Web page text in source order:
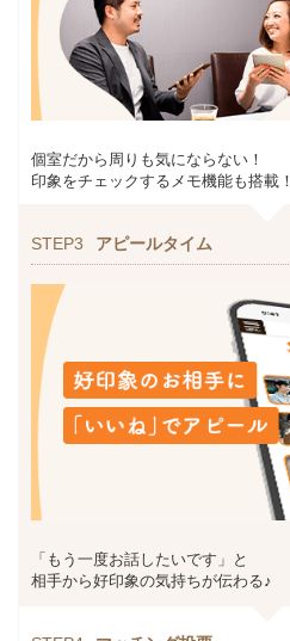
個室だから周りも気にならない！
印象をチェックするメモ機能も搭載！
STEP3 アピールタイム
「もう一度お話したいです」と
相手から好印象の気持ちが伝わる♪